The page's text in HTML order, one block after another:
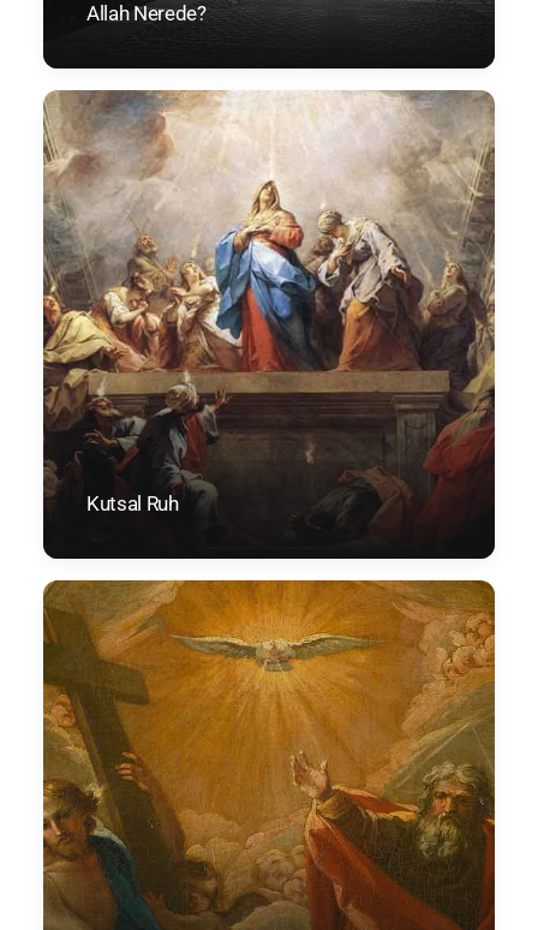
Allah Nerede?
Kutsal Ruh